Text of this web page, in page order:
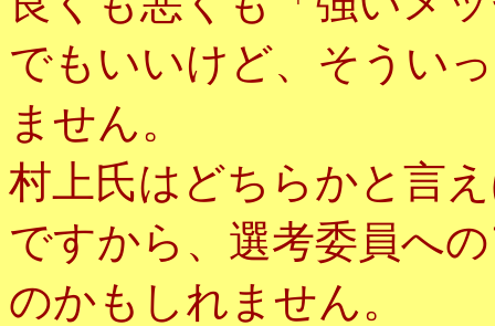
でもいいけど、そうい
ません。
村上氏はどちらかと言
ですから、選考委員へ
のかもしれません。